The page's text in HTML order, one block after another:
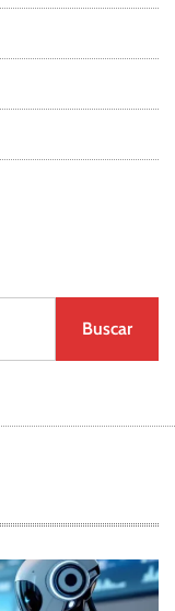
Buscar